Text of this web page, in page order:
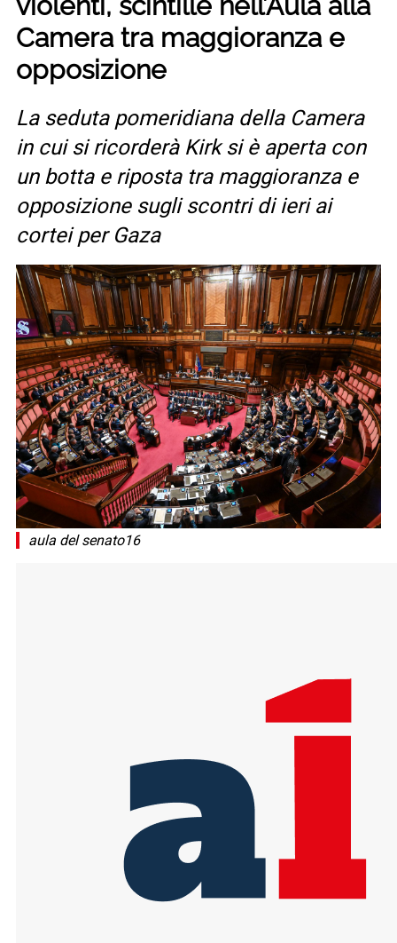
Camera tra maggioranza e
opposizione
La seduta pomeridiana della Camera
in cui si ricorderà Kirk si è aperta con
un botta e riposta tra maggioranza e
opposizione sugli scontri di ieri ai
cortei per Gaza
aula del senato16